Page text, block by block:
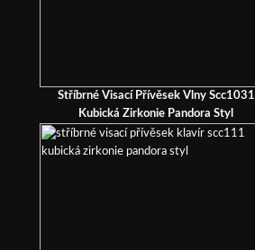
Stříbrné Visací Přívěsek Vlny Scc1031
Kubická Zirkonie Pandora Styl